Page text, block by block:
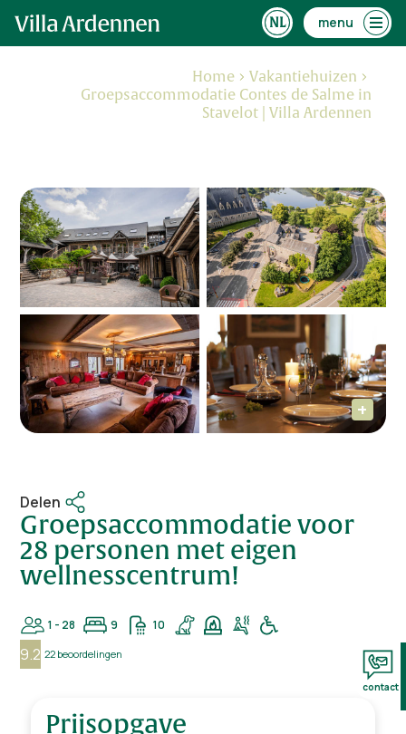
menu
Home
Vakantiehuizen
Groepsaccommodatie Contes de Salme in
Stavelot | Villa Ardennen
Delen
Groepsaccommodatie voor
28 personen met eigen
wellnesscentrum!
1 - 28 9 10
9.2 22 beoordelingen
Prijsopgave
contact